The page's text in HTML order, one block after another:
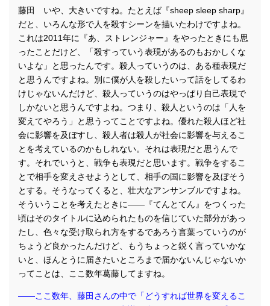
藤田 いや、大きいですね。たとえば『sheep sleep sharp』
だと、いろんな形で人を殺すシーンを描いたわけですよね。
これは2011年に『あ、ストレンジャー』をやったときにも思
ったことだけど、「殺すっていう表現があるのもおかしくな
いよな」と思ったんです。殺人っていうのは、ある種表現だ
と思うんですよね。別に僕が人を殺したいって話をしてるわ
けじゃないんだけど、殺人っていうのはやっぱり自己表現で
しかないと思うんですよね。つまり、殺人というのは「人を
変えてやろう」と思うってことですよね。優れた殺人ほど社
会に影響を及ぼすし、殺人者は殺人が社会に影響を与えるこ
とを考えているのかもしれない。それは表現だと思うんで
す。それでいうと、戦争も表現だと思います。戦争をするこ
とで相手を変えさせようとして、相手の国に影響を及ぼそう
とする。そうなってくると、壮大なアンサンブルですよね。
そういうことを考えたときに――『てんとてん』をつくった
頃はそのタイトルに込められたものを信じていた部分があっ
たし、色々な受け取られ方をするであろう言葉っていうのが
ちょうど良かったんだけど、もうちょっと鋭く言っていかな
いと、ほんとうに届きたいところまで届かないんじゃないか
ってことは、ここ数年葛藤してますね。
――ここ数年、藤田さんの中で「どうすれば世界を変えるこ